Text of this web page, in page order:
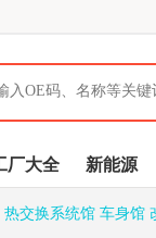
厂大全 新能源
热交换系统馆 车身馆